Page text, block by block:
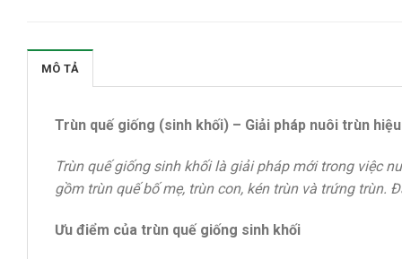
MÔ TẢ
Trùn quế giống (sinh khối) – Giải pháp nuôi trùn
Trùn quế giống sinh khối là giải pháp mới trong việc
gồm trùn quế bố mẹ, trùn con, kén trùn và trứng trùn.
Ưu điểm của trùn quế giống sinh khối